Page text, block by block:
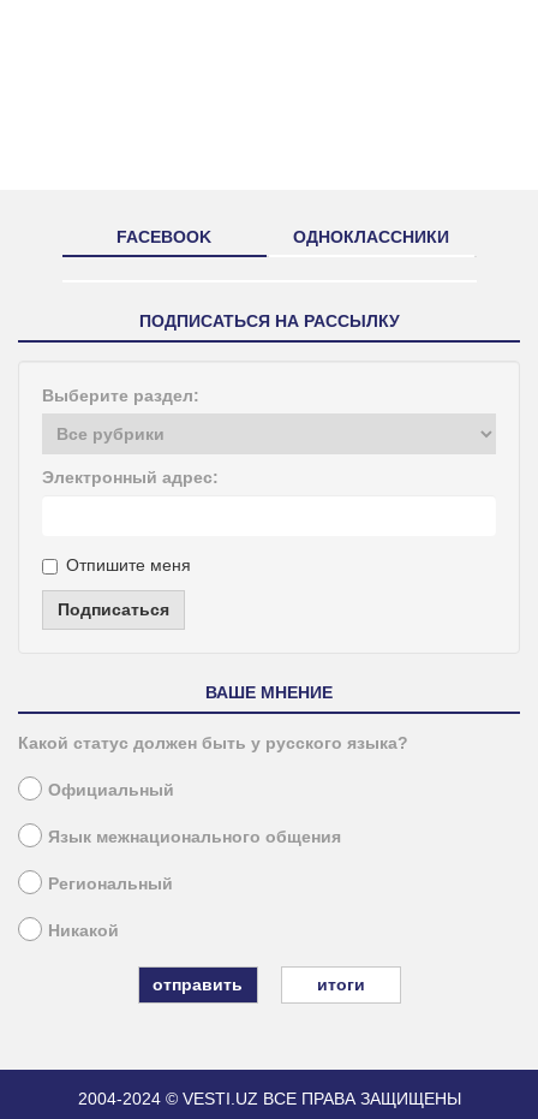
FACEBOOK ОДНОКЛАССНИКИ
ПОДПИСАТЬСЯ НА РАССЫЛКУ
Выберите раздел:
Электронный адрес:
Отпишите меня
Подписаться
ВАШЕ МНЕНИЕ
Какой статус должен быть у русского языка?
Официальный
Язык межнационального общения
Региональный
Никакой
итоги
2004-2024 © VESTI.UZ ВСЕ ПРАВА ЗАЩИЩЕНЫ